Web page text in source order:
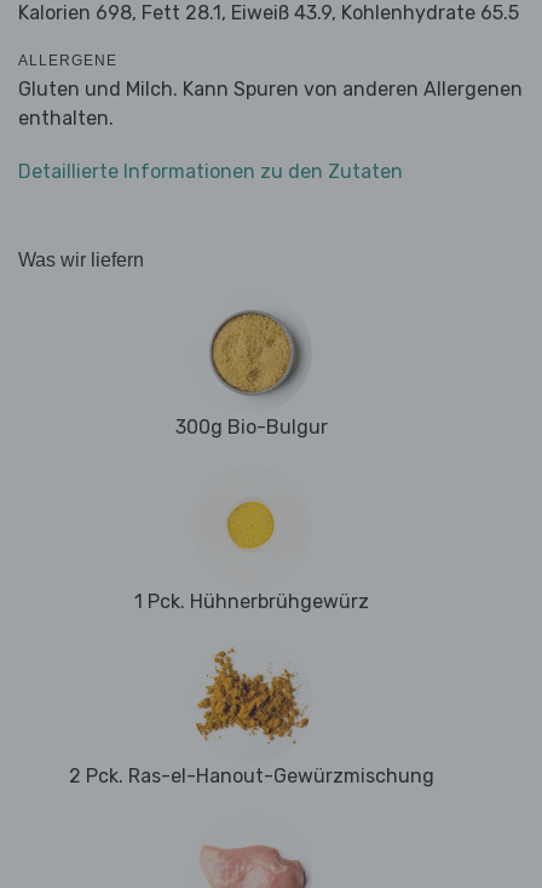
Kalorien 698, Fett 28.1, Eiweiß 43.9, Kohlenhydrate 65.5
ALLERGENE
Gluten und Milch. Kann Spuren von anderen Allergenen
enthalten.
Detaillierte Informationen zu den Zutaten
Was wir liefern
300g Bio-Bulgur
1 Pck. Hühnerbrühgewürz
2 Pck. Ras-el-Hanout-Gewürzmischung